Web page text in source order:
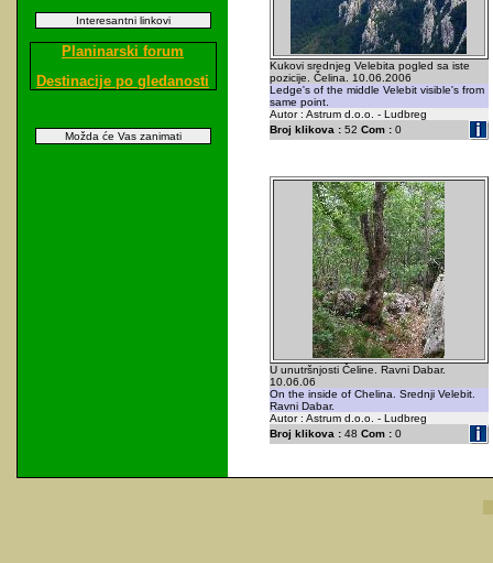
Interesantni linkovi
Planinarski forum
Destinacije po gledanosti
Možda će Vas zanimati
Kukovi srednjeg Velebita pogled sa iste
pozicije. Čelina. 10.06.2006
Ledge's of the middle Velebit visible's from
same point.
Autor : Astrum d.o.o. - Ludbreg
Broj klikova :52 Com :0
U unutršnjosti Čeline. Ravni Dabar.
10.06.06
On the inside of Chelina. Srednji Velebit.
Ravni Dabar.
Autor : Astrum d.o.o. - Ludbreg
Broj klikova :48 Com :0